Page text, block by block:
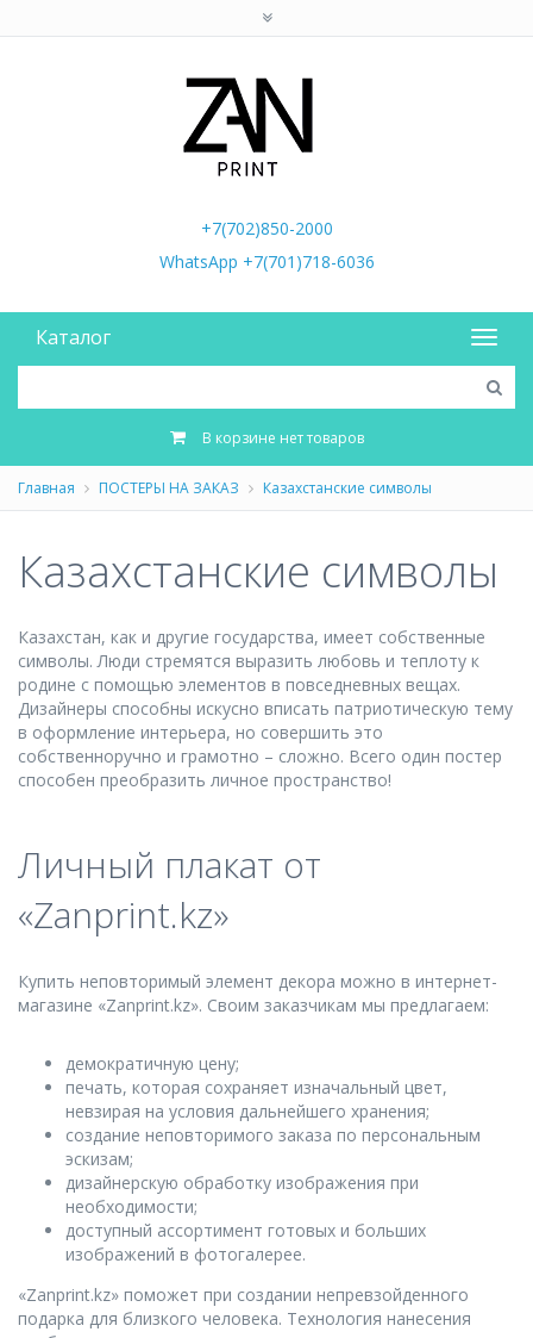
+7(702)850-2000
WhatsApp +7(701)718-6036
Каталог
В корзине нет товаров
Главная ПОСТЕРЫ НА ЗАКАЗ Казахстанские символы
Казахстанские символы
Казахстан, как и другие государства, имеет собственные
символы. Люди стремятся выразить любовь и теплоту к
родине с помощью элементов в повседневных вещах.
Дизайнеры способны искусно вписать патриотическую тему
в оформление интерьера, но совершить это
собственноручно и грамотно – сложно. Всего один постер
способен преобразить личное пространство!
Личный плакат от
«Zanprint.kz»
Купить неповторимый элемент декора можно в интернет-
магазине «Zanprint.kz». Своим заказчикам мы предлагаем:
демократичную цену;
печать, которая сохраняет изначальный цвет,
невзирая на условия дальнейшего хранения;
создание неповторимого заказа по персональным
эскизам;
дизайнерскую обработку изображения при
необходимости;
доступный ассортимент готовых и больших
изображений в фотогалерее.
«Zanprint.kz» поможет при создании непревзойденного
подарка для близкого человека. Технология нанесения